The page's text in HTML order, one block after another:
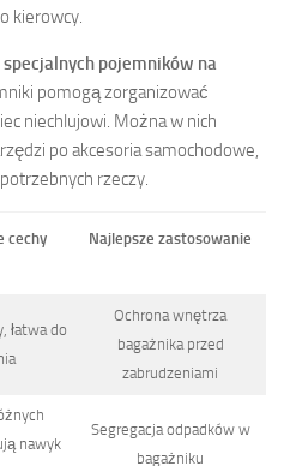
kierowcy.
specjalnych pojemników na
pomogą zorganizować
niechlujowi. Można w nich
po akcesoria samochodowe,
rzeczy.
cechy Najlepsze zastosowanie
łatwa do
Ochrona wnętrza
bagażnika przed
zabrudzeniami
nawyk
Segregacja odpadków w
bagażniku